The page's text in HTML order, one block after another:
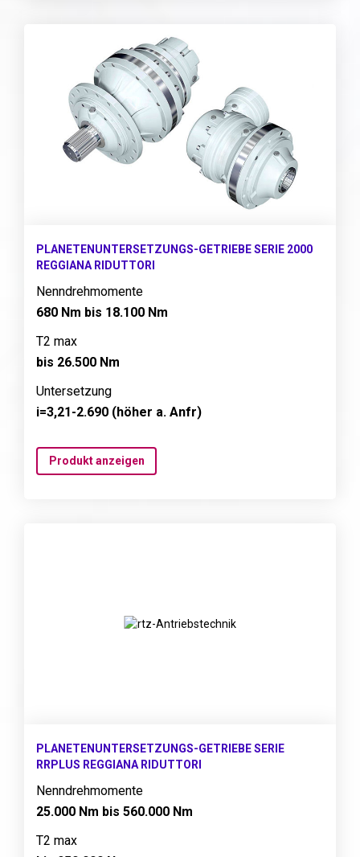
PLANETENUNTERSETZUNGS-GETRIEBE SERIE 2000
REGGIANA RIDUTTORI
Nenndrehmomente
680 Nm bis 18.100 Nm
T2 max
bis 26.500 Nm
Untersetzung
i=3,21-2.690 (höher a. Anfr)
Produkt anzeigen
PLANETENUNTERSETZUNGS-GETRIEBE SERIE
RRPLUS REGGIANA RIDUTTORI
Nenndrehmomente
25.000 Nm bis 560.000 Nm
T2 max